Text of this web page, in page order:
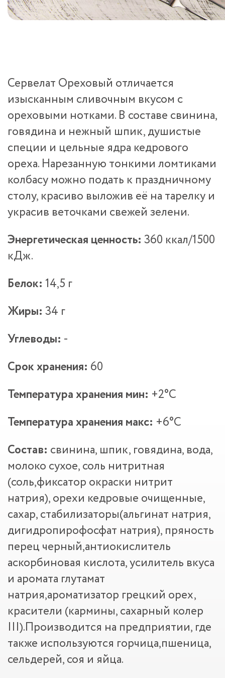
Сервелат Ореховый отличается
изысканным сливочным вкусом с
ореховыми нотками. В составе свинина,
говядина и нежный шпик, душистые
специи и цельные ядра кедрового
ореха. Нарезанную тонкими ломтиками
колбасу можно подать к праздничному
столу, красиво выложив её на тарелку и
украсив веточками свежей зелени.
Энергетическая ценность: 360 ккал/1500
кДж.
Белок: 14,5 г
Жиры: 34 г
Углеводы: -
Срок хранения: 60
Температура хранения мин: +2°С
Температура хранения макс: +6°С
Состав: свинина, шпик, говядина, вода,
молоко сухое, соль нитритная
(соль,фиксатор окраски нитрит
натрия), орехи кедровые очищенные,
сахар, стабилизаторы(альгинат натрия,
дигидропирофосфат натрия), пряность
перец черный,антиокислитель
аскорбиновая кислота, усилитель вкуса
и аромата глутамат
натрия,ароматизатор грецкий орех,
красители (кармины, сахарный колер
III).Производится на предприятии, где
также используются горчица,пшеница,
сельдерей, соя и яйца.